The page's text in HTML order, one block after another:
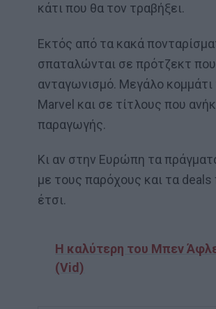
κάτι που θα τον τραβήξει.
Εκτός από τα κακά
σπαταλώνται σε πρότζεκτ
ανταγωνισμό. Μεγάλο κομμάτι
Marvel και σε τίτλους που
παραγωγής.
Κι αν στην Ευρώπη τα
με τους παρόχους και τα
έτσι.
Η καλύτερη του Μπεν Άφλεκ: Στο Netflix στριμάρει η ταινιάρα που θα σε κλείσει σπίτι απόψε
(Vid)